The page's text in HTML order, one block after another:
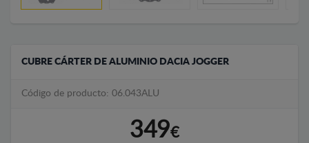
CUBRE CÁRTER DE ALUMINIO DACIA JOGGER
Código de producto: 06.043ALU
349€